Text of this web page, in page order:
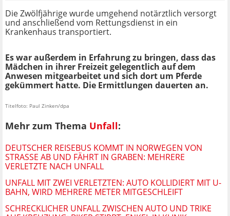
Die Zwölfjährige wurde umgehend notärztlich versorgt
und anschließend vom Rettungsdienst in ein
Krankenhaus transportiert.
Es war außerdem in Erfahrung zu bringen, dass das
Mädchen in ihrer Freizeit gelegentlich auf dem
Anwesen mitgearbeitet und sich dort um Pferde
gekümmert hatte. Die Ermittlungen dauerten an.
Titelfoto: Paul Zinken/dpa
Mehr zum Thema Unfall:
DEUTSCHER REISEBUS KOMMT IN NORWEGEN VON
STRASSE AB UND FÄHRT IN GRABEN: MEHRERE V
ERLETZTE NACH UNFALL
UNFALL MIT ZWEI VERLETZTEN: AUTO KOLLIDIERT MIT U-
BAHN, WIRD MEHRERE METER MITGESCHLEIFT
SCHRECKLICHER UNFALL ZWISCHEN AUTO UND TRIKE